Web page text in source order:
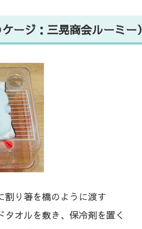
ージ：三晃商会ルーミー）
割り箸を橋のように渡す
タオルを敷き、保冷剤を置く